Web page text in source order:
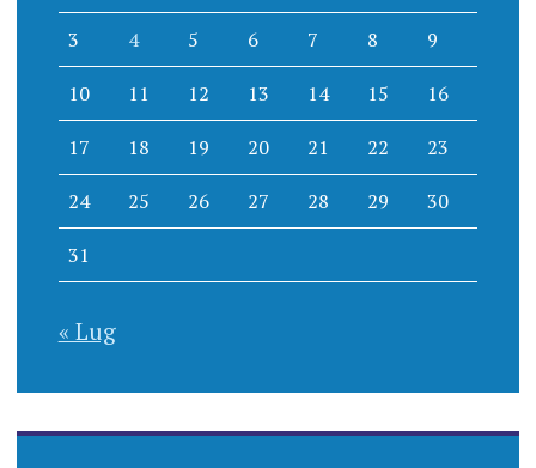
3 4 5 6 7 8 9
10 11 12 13 14 15 16
17 18 19 20 21 22 23
24 25 26 27 28 29 30
31
« Lug